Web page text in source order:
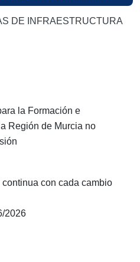
la Formación e
Región de Murcia no
con cada cambio
2026
DE INFRAESTRUCTURA